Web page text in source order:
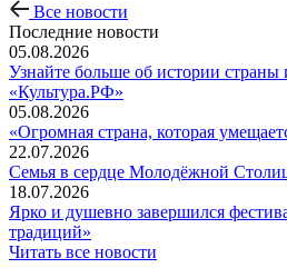
Все новости
Последние новости
05.08.2026
Узнайте больше об истории страны
«Культура.РФ»
05.08.2026
«Огромная страна, которая
22.07.2026
Семья в сердце Молодёжной
18.07.2026
Ярко и душевно завершился
традиций»
Читать все новости